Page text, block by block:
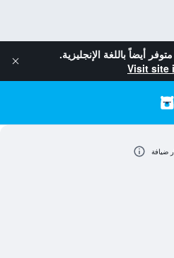
متوفر أيضاً باللغة الإنجليزية.
Visit site
ضيافة